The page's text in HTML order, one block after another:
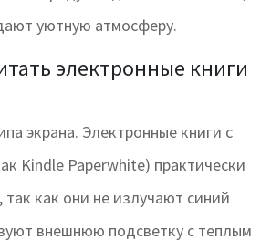
уютную атмосферу.
электронные книги
экрана. Электронные книги с
Kindle Paperwhite) практически
так как они не излучают синий
внешнюю подсветку с теплым